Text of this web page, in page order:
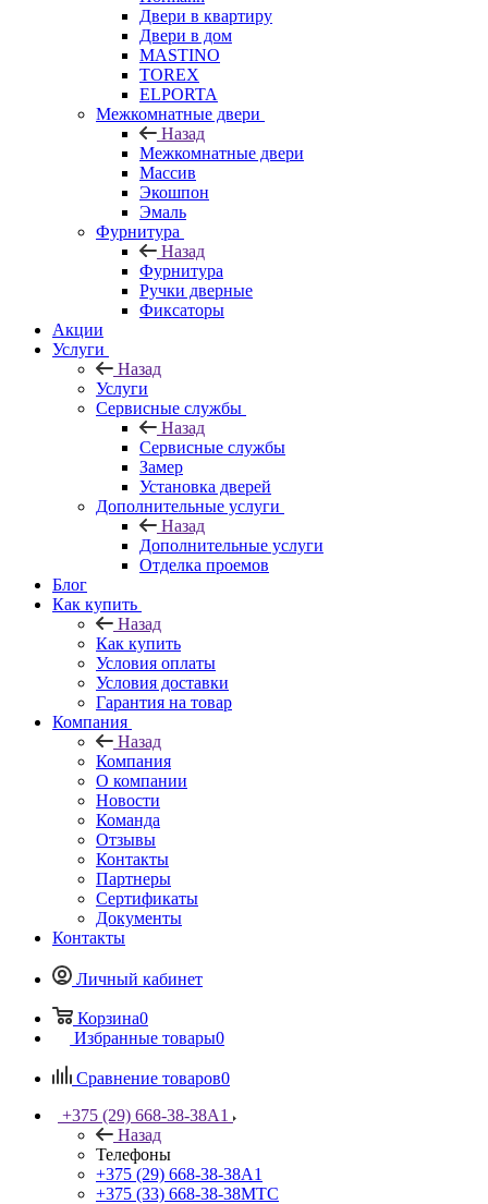
Двери в квартиру
Двери в дом
MASTINO
TOREX
ELPORTA
Межкомнатные двери
Назад
Межкомнатные двери
Массив
Экошпон
Эмаль
Фурнитура
Назад
Фурнитура
Ручки дверные
Фиксаторы
Акции
Услуги
Назад
Услуги
Сервисные службы
Назад
Сервисные службы
Замер
Установка дверей
Дополнительные услуги
Назад
Дополнительные услуги
Отделка проемов
Блог
Как купить
Назад
Как купить
Условия оплаты
Условия доставки
Гарантия на товар
Компания
Назад
Компания
О компании
Новости
Команда
Отзывы
Контакты
Партнеры
Сертификаты
Документы
Контакты
Личный кабинет
Корзина0
Избранные товары0
Сравнение товаров0
+375 (29) 668-38-38A1
Назад
Телефоны
+375 (29) 668-38-38A1
+375 (33) 668-38-38МТС